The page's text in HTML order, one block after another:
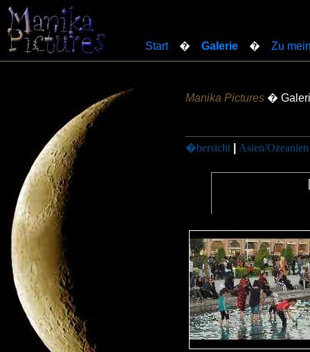
Start� Galerie � Zu
Manika Pictures �
�bersicht Asien/Ozeanien